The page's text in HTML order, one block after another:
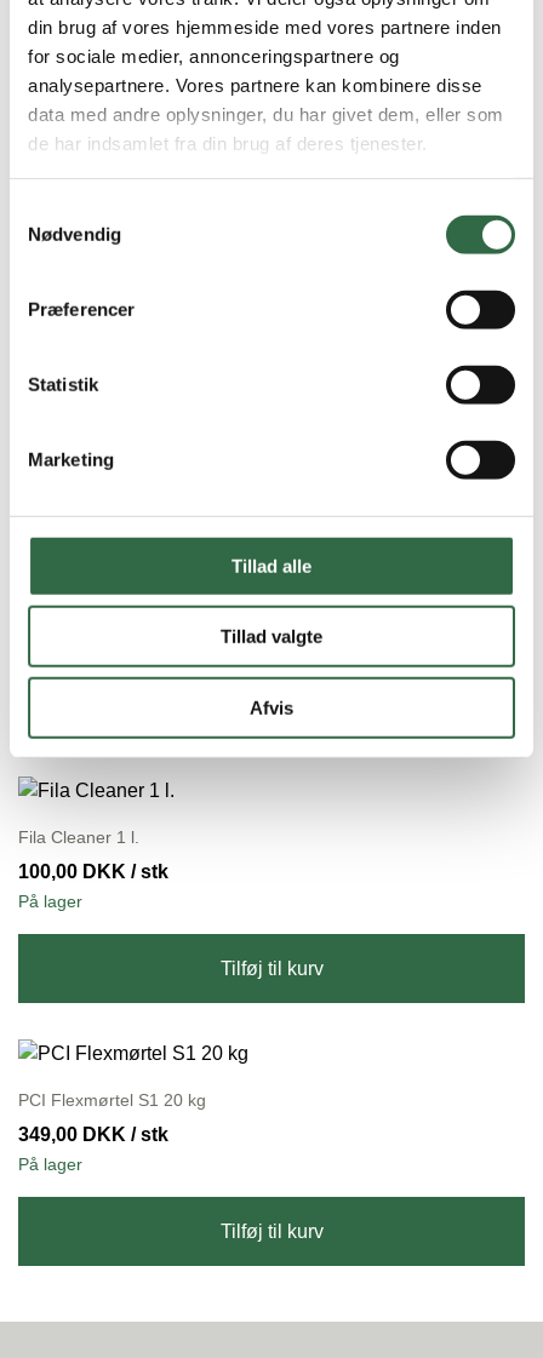
din brug af vores hjemmeside med vores partnere inden
for sociale medier, annonceringspartnere og
analysepartnere. Vores partnere kan kombinere disse
data med andre oplysninger, du har givet dem, eller som
de har indsamlet fra din brug af deres tjenester.
Nødvendig
Præferencer
Statistik
Marketing
Tillad alle
Tillad valgte
Afvis
Terrazzo Macro Verde rt. 60×60
1,08 m2 pr. kasse
395,00DKK/ m
På lager
Tilføj til kurv
Fliseprofil i børstet stål 2,5 meter, 10 mm
På lager
Flisefugekryds 3 mm, 250 stk.
30,00DKK/ stk
Tilføj til kurv
Fila Cleaner 1 l.
100,00 DKK / stk
På lager
Tilføj til kurv
PCI Flexmørtel S1 20 kg
349,00 DKK / stk
På lager
Tilføj til kurv